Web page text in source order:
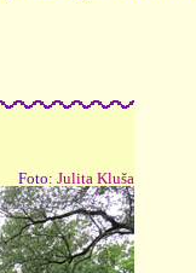
Foto: Julita Kluša